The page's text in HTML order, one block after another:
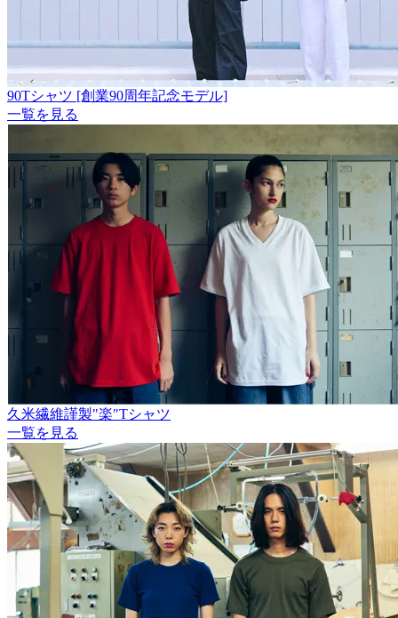
90Tシャツ [創業90周年記念モデル]
一覧を見る
久米繊維謹製"楽"Tシャツ
一覧を見る